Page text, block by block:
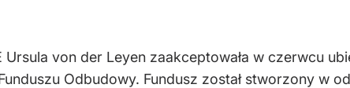
von der Leyen zaakceptowała w czerwcu
Odbudowy. Fundusz został stworzony w